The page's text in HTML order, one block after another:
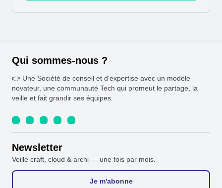
Qui sommes-nous ?
👉 Une Société de conseil et d'expertise avec un modèle
novateur, une communauté Tech qui promeut le partage, la
veille et fait grandir ses équipes.
Newsletter
Veille craft, cloud & archi — une fois par mois.
Je m'abonne